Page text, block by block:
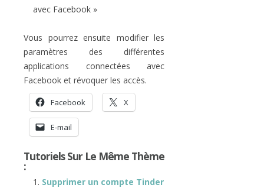
avec Facebook »
Vous pourrez ensuite modifier les
paramètres des différentes
applications connectées avec
Facebook et révoquer les accès.
Facebook X
E-mail
Tutoriels Sur Le Même Thème
:
Supprimer un compte Tinder